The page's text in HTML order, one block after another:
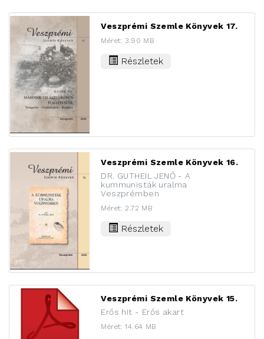
Veszprémi Szemle Könyvek 17.
Méret: 3.90 MB
Részletek
Veszprémi Szemle Könyvek 16.
DR. GUTHEIL JENŐ - A
kummunisták uralma
Veszprémben
Méret: 2.72 MB
Részletek
Veszprémi Szemle Könyvek 15.
Erős hit - Erős akart
Méret: 14.64 MB